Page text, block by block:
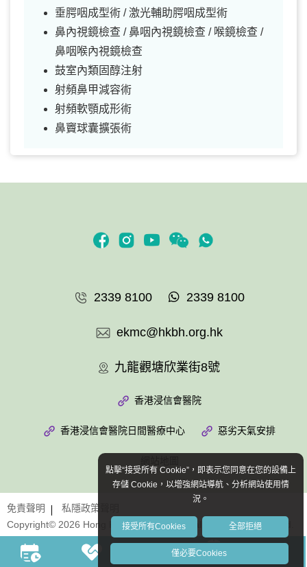
垂腭咽成型術 / 激光輔助腭咽成型術
鼻內視鏡檢查 / 鼻咽內視鏡檢查 / 喉鏡檢查 /
鼻咽喉內視鏡檢查
鼓室內類固醇注射
射頻鼻甲減容術
射頻軟顎成形術
鼻竇球囊擴張術
2339 8100 2339 8100
ekmc@hkbh.org.hk
九龍觀塘欣業街8號
香港浸信會醫院
香港浸信會醫院日間醫療中心 惡劣天氣安排
Copyright© 2026 Hong Kong Baptist Hospital. All Rights Reserved.
免責聲明 私隱政策聲明
點擊“接受所有 Cookie”，即表示您同意在您的設備上
存儲 Cookie，以增強網站導航、分析網站使用情
況。
接受所有Cookies 全部拒絕
僅必要Cookies